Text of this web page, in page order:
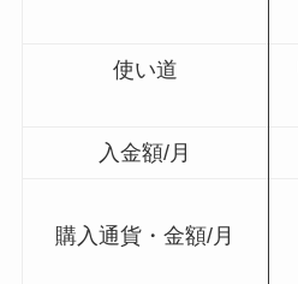
使い道
入金額/月
購入通貨・金額/月